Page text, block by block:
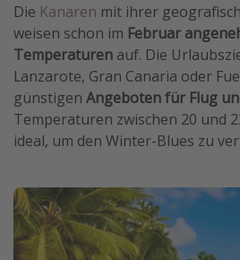
Die Kanaren mit ihrer
weisen schon im Februar
Temperaturen auf. Die
Lanzarote, Gran Canaria oder
günstigen Angeboten für Flug
Temperaturen zwischen 20 und
ideal, um den Winter-Blues zu